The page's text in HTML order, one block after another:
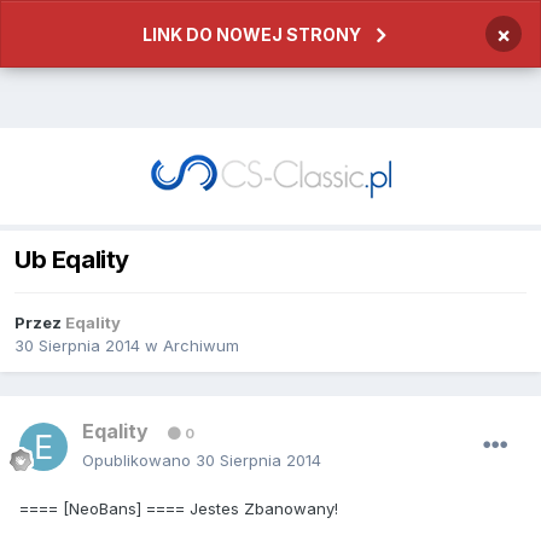
LINK DO NOWEJ STRONY ×
Ub Eqality
Przez Eqality
30 Sierpnia 2014 w Archiwum
Eqality 0
Opublikowano 30 Sierpnia 2014
==== [NeoBans] ==== Jestes Zbanowany!